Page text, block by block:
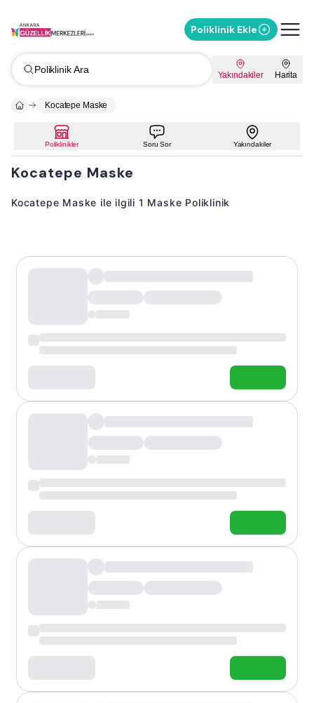
Poliklinik Ekle
Poliklinik Ara Yakındakiler Harita
Kocatepe Maske
Poliklinikler Soru Sor Yakındakiler
Kocatepe Maske
Kocatepe Maske ile ilgili 1 Maske Poliklinik